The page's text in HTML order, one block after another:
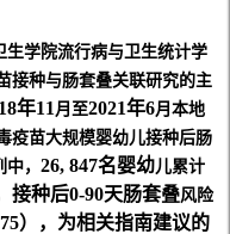
⽣学院流⾏病与卫⽣统计学
接种与肠套叠关联研究的主
年11⽉⾄2021年6⽉本地
疫苗⼤规模婴幼⼉接种后肠
中，26, 847名婴幼⼉累计
接种后0-90天肠套叠⻛险
），为相关指南建议的